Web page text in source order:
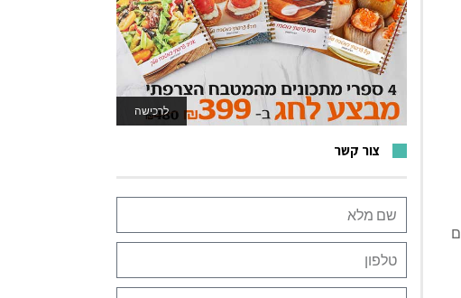
לרכישה
לאתר המשחקים
צור קשר